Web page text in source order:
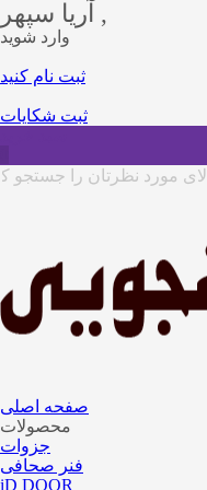
آریا سپهر ,
وارد شوید
ثبت نام کنید
ثبت شکایات
صفحه اصلی
محصولات
جزوات
فنر صحافی
iD DOOR